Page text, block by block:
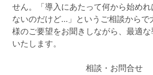
せん。「導入にあたって何から始め
ないのだけど…」というご相談からで
様のご要望をお聞きしながら、最適
いたします。
相談・お問合せ